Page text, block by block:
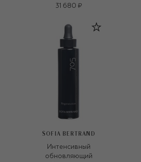
гиалуроновой
Antiage Face Cream
31 680 ₽
SOFIA BERTRAND
Интенсивный
обновляющий